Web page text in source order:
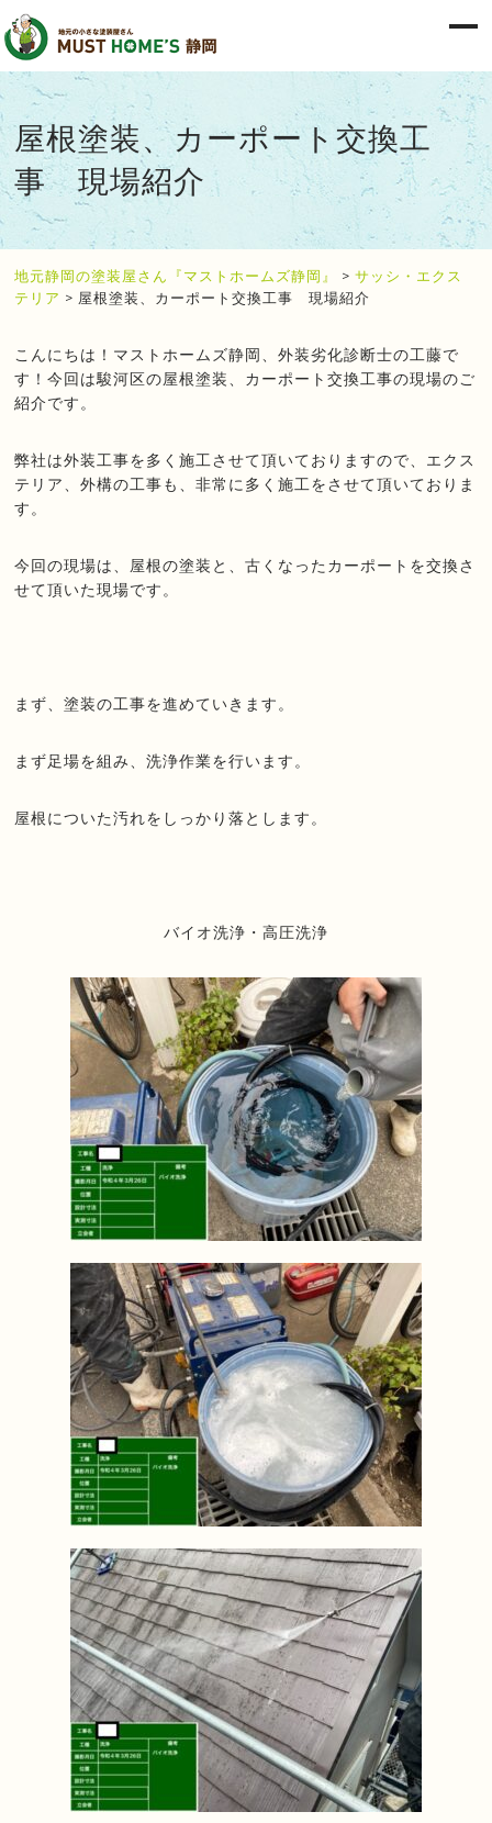
屋根塗装、カーポート交換工
事 現場紹介
地元静岡の塗装屋さん『マストホームズ静岡』 >サッシ・エクス
テリア > 屋根塗装、カーポート交換工事 現場紹介
こんにちは！マストホームズ静岡、外装劣化診断士の工藤で
す！今回は駿河区の屋根塗装、 カーポート交換工事の現場のご
紹介です。
弊社は外装工事を多く施工させて頂いておりますので、 エクス
テリア、外構の工事も、非常に多く施工をさせて頂いておりま
す。
今回の現場は、屋根の塗装と、古くなったカーポートを交換さ
せて頂いた現場です。
まず、塗装の工事を進めていきます。
まず足場を組み、洗浄作業を行います。
屋根についた汚れをしっかり落とします。
バイオ洗浄・高圧洗浄